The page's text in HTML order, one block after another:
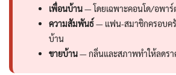
เพื่อนบ้าน— โดยเฉพาะคอนโด/อพาร์
ความสัมพันธ์— แฟน-สมาชิกครอบค
บ้าน
ขายบ้าน— กลิ่นและสภาพทำให้ลดรา